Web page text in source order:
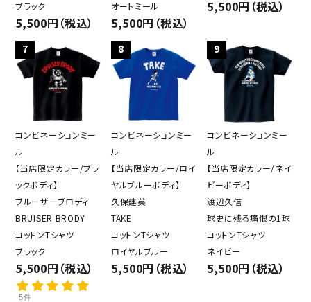
検索する
ブラック
5,500円（税込）
オートミール
5,500円（税込）
5,500円（税込）
7
コンビネーションミー
ル
【当店限定カラー/ブラ
ックボディ】
ブルーザーブロディ
BRUISER BRODY
コットンTシャツ
ブラック
5,500円（税込）
5件
8
コンビネーションミー
ル
【当店限定カラー/ロイ
ヤルブルーボディ】
久保建英
TAKE
コットンTシャツ
ロイヤルブルー
5,500円（税込）
9
コンビネーションミー
ル
【当店限定カラー/ネイ
ビーボディ】
渡辺久信
球史に残る痛恨の1球
コットンTシャツ
ネイビー
5,500円（税込）